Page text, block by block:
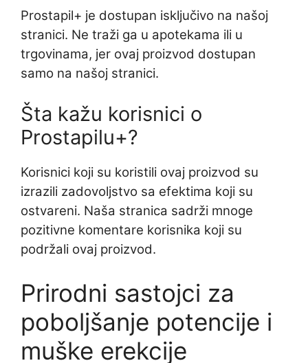
Prostapil+ je dostupan isključivo na našoj
stranici. Ne traži ga u apotekama ili u
trgovinama, jer ovaj proizvod dostupan
samo na našoj stranici.
Šta kažu korisnici o
Prostapilu+?
Korisnici koji su koristili ovaj proizvod su
izrazili zadovoljstvo sa efektima koji su
ostvareni. Naša stranica sadrži mnoge
pozitivne komentare korisnika koji su
podržali ovaj proizvod.
Prirodni sastojci za
poboljšanje potencije i
muške erekcije